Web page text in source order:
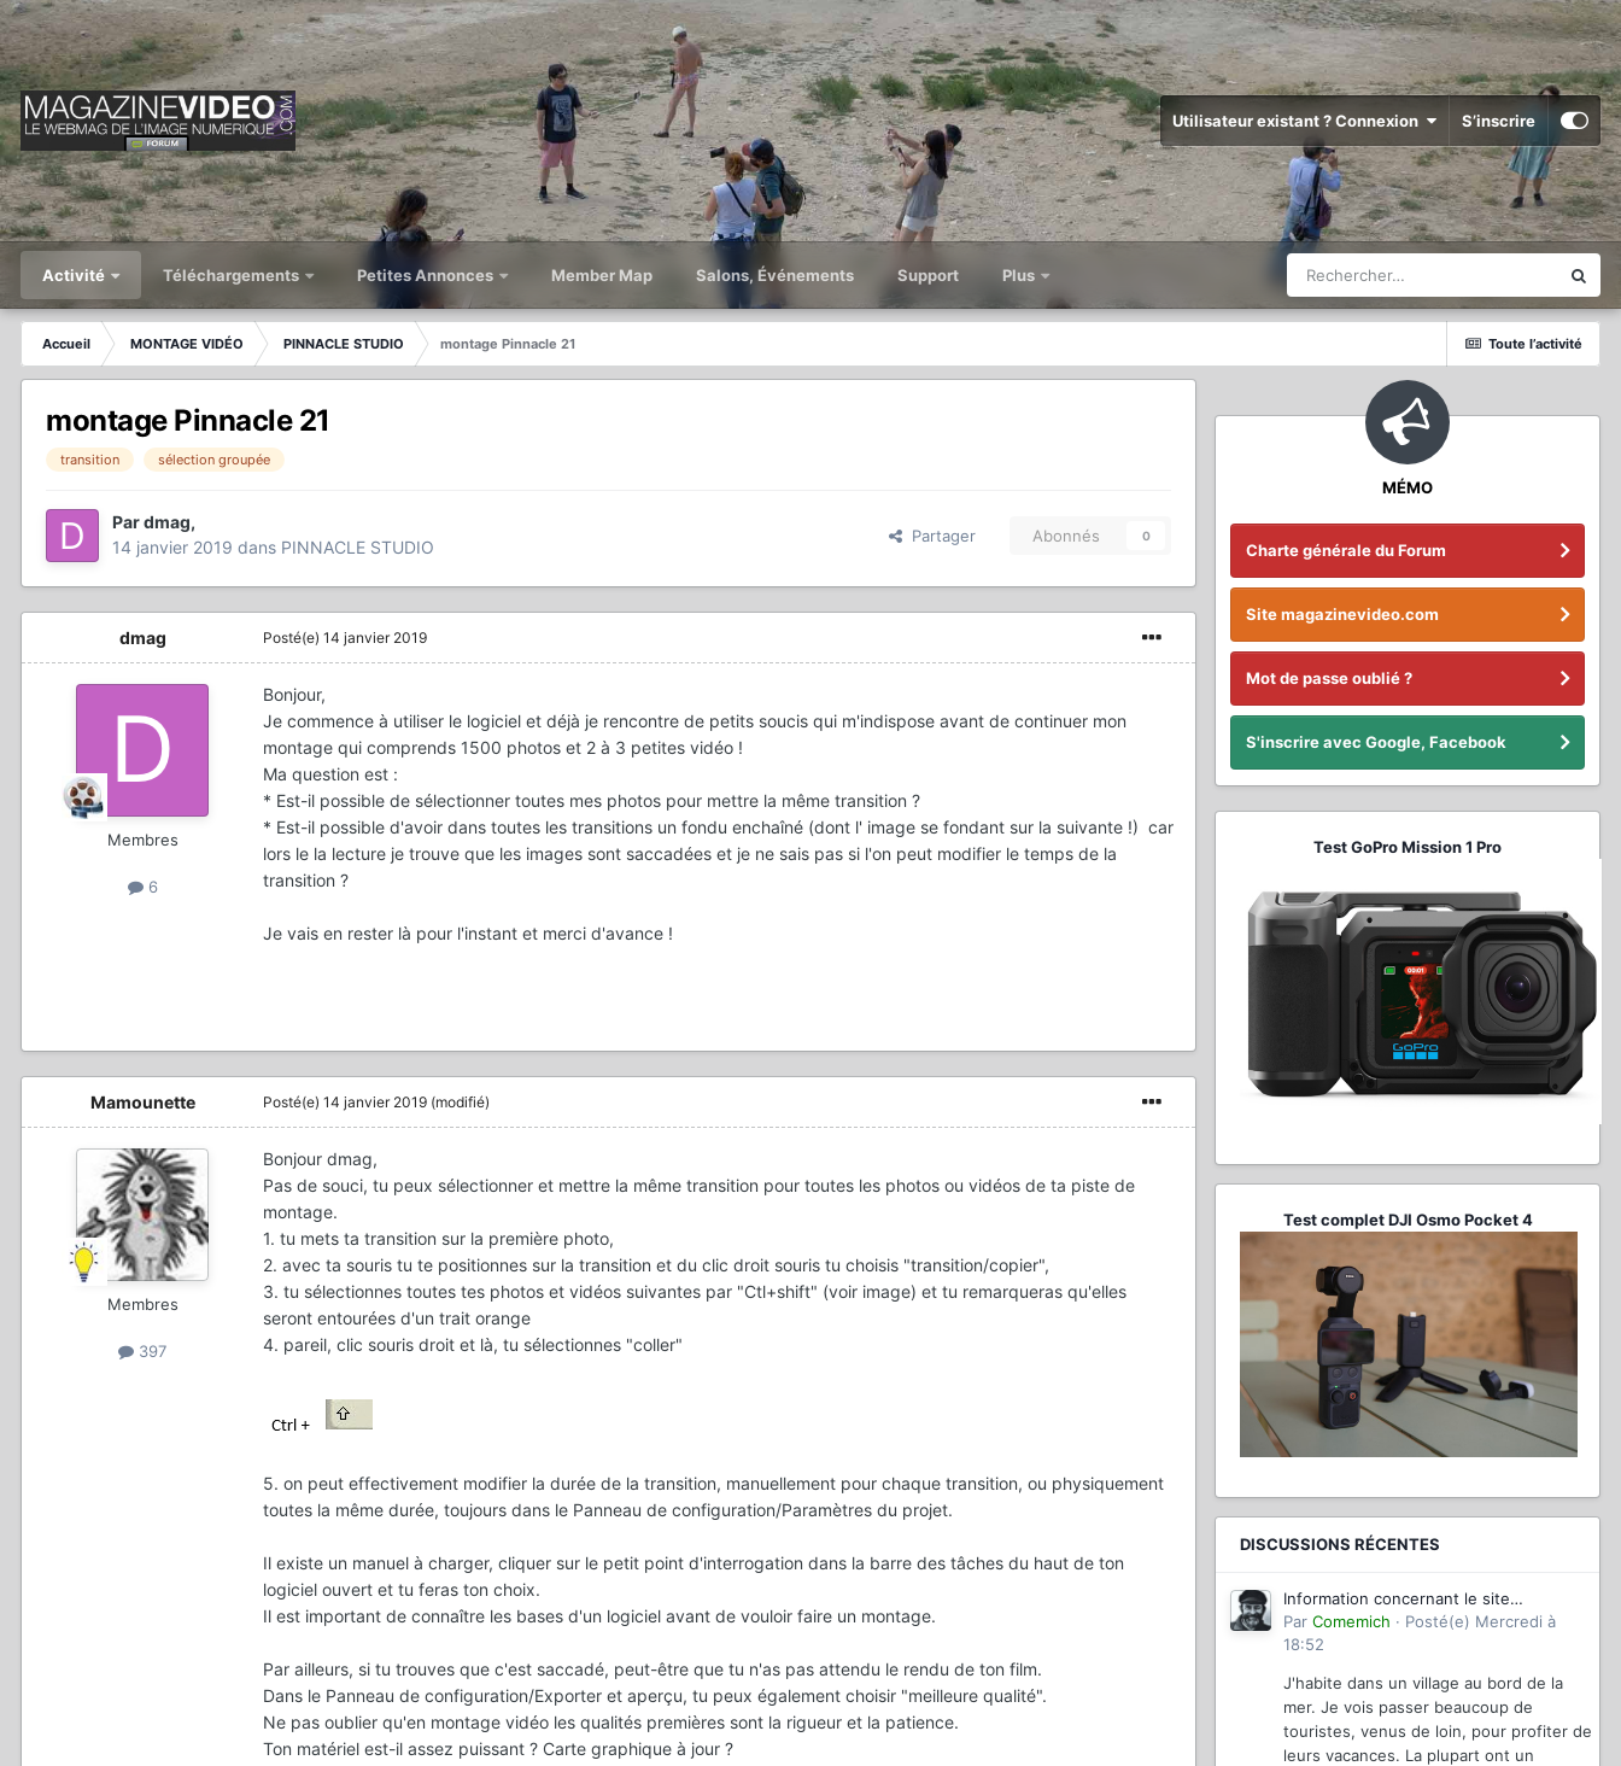
Utilisateur existant ? Connexion S’inscrire
Activité Téléchargements Petites Annonces Member Map Salons, Événements Support Plus
Toute l’activité
Accueil MONTAGE VIDÉO PINNACLE STUDIO montage Pinnacle 21
montage Pinnacle 21
transition sélection groupée
Pardmag,
14 janvier 2019 dans PINNACLE STUDIO
Partager Abonnés 0
dmag
Membres
6
Posté(e) 14 janvier 2019
Bonjour,
Je commence à utiliser le logiciel et déjà je rencontre de petits soucis qui m'indispose avant de continuer mon
montage qui comprends 1500 photos et 2 à 3 petites vidéo !
Ma question est :
* Est-il possible de sélectionner toutes mes photos pour mettre la même transition ?
* Est-il possible d'avoir dans toutes les transitions un fondu enchaîné (dont l' image se fondant sur la suivante !) car
lors le la lecture je trouve que les images sont saccadées et je ne sais pas si l'on peut modifier le temps de la
transition ?
Je vais en rester là pour l'instant et merci d'avance !
Mamounette
Membres
397
Posté(e) 14 janvier 2019 (modifié)
Bonjour dmag,
Pas de souci, tu peux sélectionner et mettre la même transition pour toutes les photos ou vidéos de ta piste de
montage.
1. tu mets ta transition sur la première photo,
2. avec ta souris tu te positionnes sur la transition et du clic droit souris tu choisis "transition/copier",
3. tu sélectionnes toutes tes photos et vidéos suivantes par "Ctl+shift" (voir image) et tu remarqueras qu'elles
seront entourées d'un trait orange
4. pareil, clic souris droit et là, tu sélectionnes "coller"
5. on peut effectivement modifier la durée de la transition, manuellement pour chaque transition, ou physiquement
toutes la même durée, toujours dans le Panneau de configuration/Paramètres du projet.
Il existe un manuel à charger, cliquer sur le petit point d'interrogation dans la barre des tâches du haut de ton
logiciel ouvert et tu feras ton choix.
Il est important de connaître les bases d'un logiciel avant de vouloir faire un montage.
Par ailleurs, si tu trouves que c'est saccadé, peut-être que tu n'as pas attendu le rendu de ton film.
Dans le Panneau de configuration/Exporter et aperçu, tu peux également choisir "meilleure qualité".
Ne pas oublier qu'en montage vidéo les qualités premières sont la rigueur et la patience.
Ton matériel est-il assez puissant ? Carte graphique à jour ?
MÉMO
Charte générale du Forum
Site magazinevideo.com
Mot de passe oublié ?
S'inscrire avec Google, Facebook
Test GoPro Mission 1 Pro
Test complet DJI Osmo Pocket 4
DISCUSSIONS RÉCENTES
Information concernant le site
magazinevideo
Par Comemich · Posté(e) Mercredi à
18:52
J'habite dans un village au bord de la
mer. Je vois passer beaucoup de
touristes, venus de loin, pour profiter de
leurs vacances. La plupart ont un